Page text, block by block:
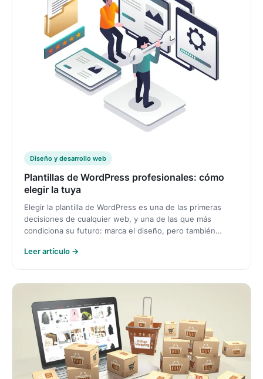
Diseño y desarrollo web
Plantillas de WordPress profesionales: cómo
elegir la tuya
Elegir la plantilla de WordPress es una de las primeras
decisiones de cualquier web, y una de las que más
condiciona su futuro: marca el diseño, pero también…
Leer artículo →